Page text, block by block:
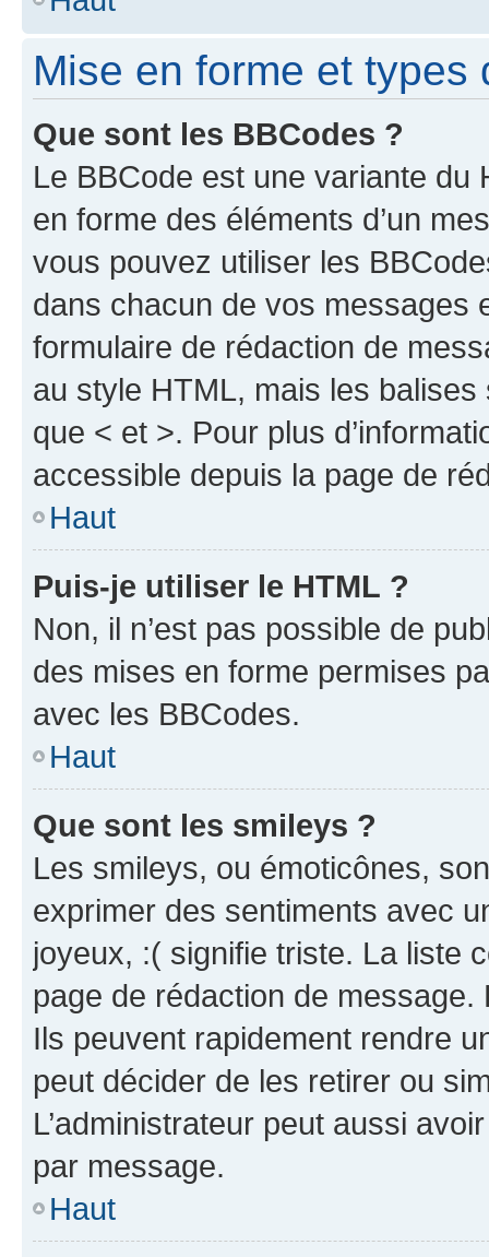
Mise en forme et types
Que sont les BBCodes ?
Le BBCode est une variante du
en forme des éléments d’un
vous pouvez utiliser les
dans chacun de vos messages
formulaire de rédaction de
au style HTML, mais les
que < et >. Pour plus
accessible depuis la page de
Haut
Puis-je utiliser le HTML ?
Non, il n’est pas possible de
des mises en forme permises
avec les BBCodes.
Haut
Que sont les smileys ?
Les smileys, ou émoticônes,
exprimer des sentiments avec
joyeux, :( signifie triste. La liste
page de rédaction de
Ils peuvent rapidement rendre
peut décider de les retirer ou
L’administrateur peut aussi
par message.
Haut